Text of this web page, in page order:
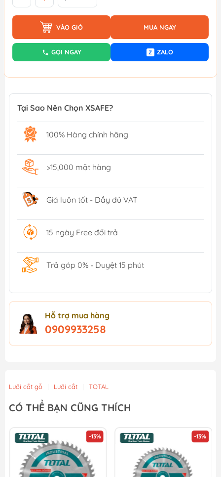
VÀO GIỎ MUA NGAY
GỌI NGAY Z ZALO
Tại Sao Nên Chọn XSAFE?
100% Hàng chính hãng
>15,000 mặt hàng
Giá luôn tốt - Đầy đủ VAT
15 ngày Free đổi trả
Trả góp 0% - Duyệt 15 phút
Hỗ trợ mua hàng
0909933258
Lưỡi cắt gỗ | Lưỡi cắt | TOTAL
CÓ THỂ BẠN CŨNG THÍCH
-13% -13%